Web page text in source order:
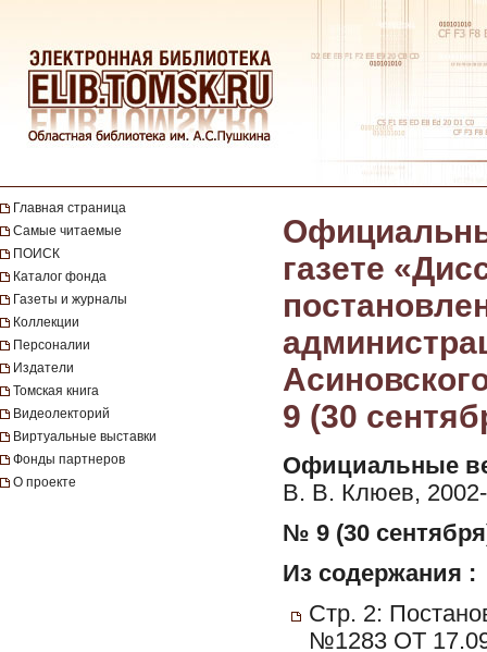
Главная страница
Самые читаемые
ПОИСК
Каталог фонда
Газеты и журналы
Коллекции
Персоналии
Издатели
Томская книга
Видеолекторий
Виртуальные выставки
Фонды партнеров
О проекте
газете
9 (30
Официальные
В. В. Клюев,
№ 9 (30
Из содержания :
Стр. 2:
№1283 ОТ